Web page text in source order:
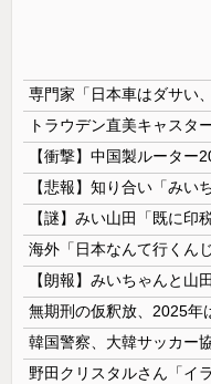
専門家「日本車はダサい
韓国警察、大韓サッカー